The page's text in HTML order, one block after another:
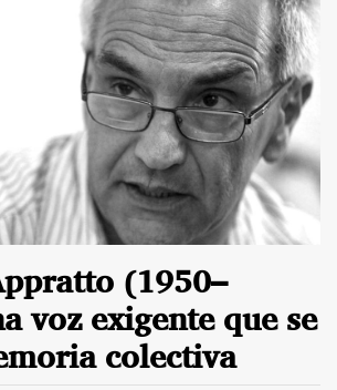
(1950–
voz exigente que se
colectiva